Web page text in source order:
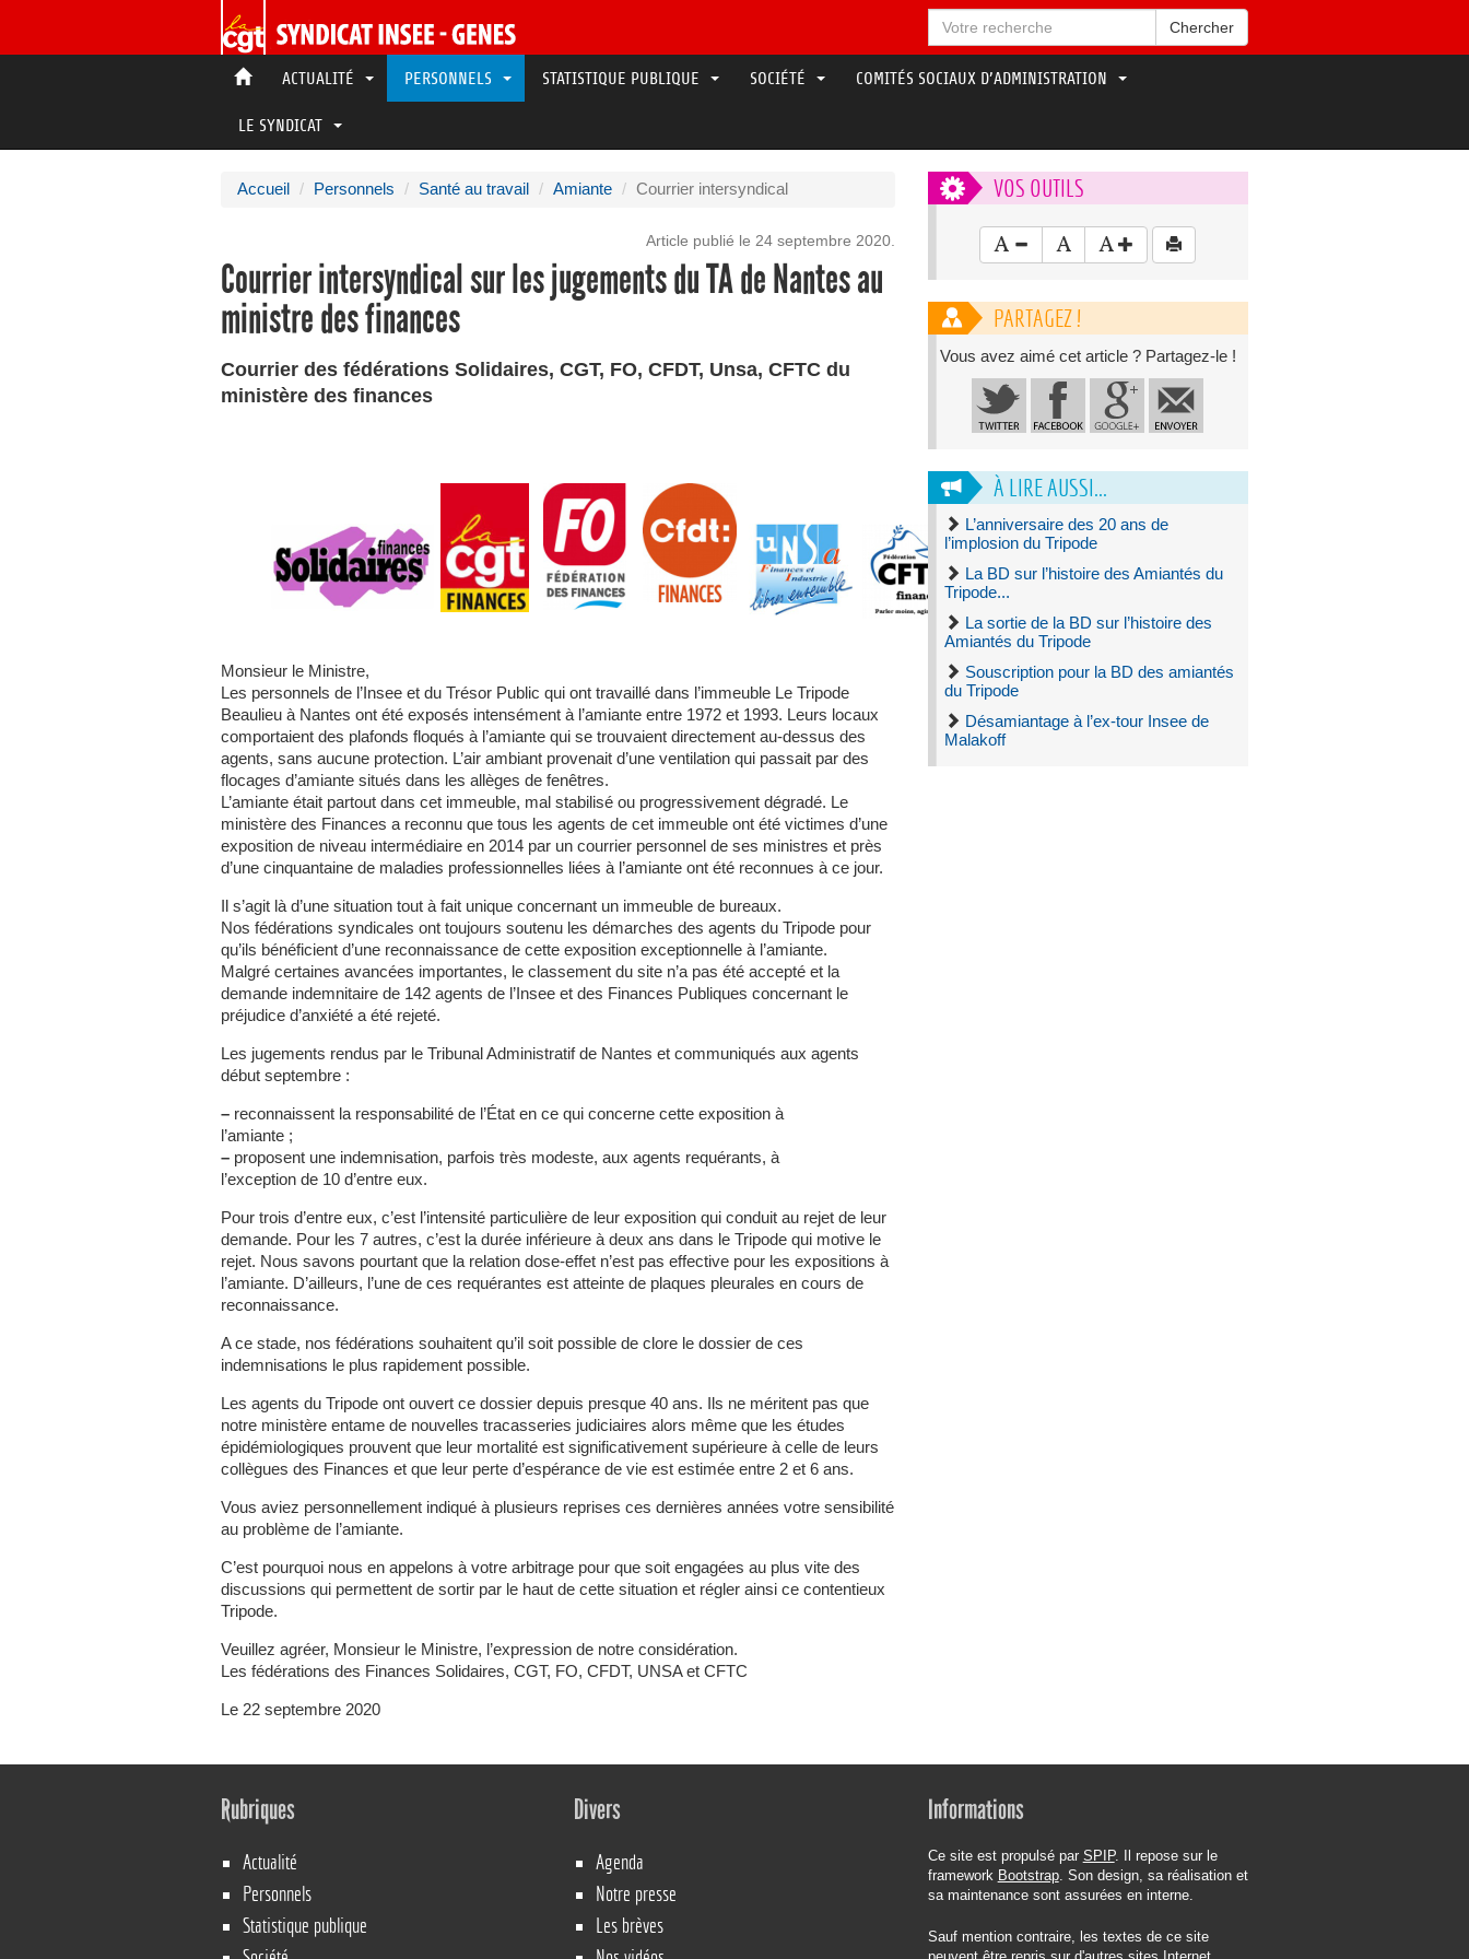
Chercher
ACTUALITÉ PERSONNELS STATISTIQUE PUBLIQUE SOCIÉTÉ COMITÉS SOCIAUX D’ADMINISTRATION
LE SYNDICAT
Accueil Personnels Santé au travail Amiante Courrier intersyndical
Article publié le 24 septembre 2020.
Courrier intersyndical sur les jugements du TA de Nantes au
ministre des finances
Courrier des fédérations Solidaires, CGT, FO, CFDT, Unsa, CFTC du
ministère des finances
Monsieur le Ministre,
Les personnels de l’Insee et du Trésor Public qui ont travaillé dans l’immeuble Le Tripode
Beaulieu à Nantes ont été exposés intensément à l’amiante entre 1972 et 1993. Leurs locaux
comportaient des plafonds floqués à l’amiante qui se trouvaient directement au-dessus des
agents, sans aucune protection. L’air ambiant provenait d’une ventilation qui passait par des
flocages d’amiante situés dans les allèges de fenêtres.
L’amiante était partout dans cet immeuble, mal stabilisé ou progressivement dégradé. Le
ministère des Finances a reconnu que tous les agents de cet immeuble ont été victimes d’une
exposition de niveau intermédiaire en 2014 par un courrier personnel de ses ministres et près
d’une cinquantaine de maladies professionnelles liées à l’amiante ont été reconnues à ce jour.
Il s’agit là d’une situation tout à fait unique concernant un immeuble de bureaux.
Nos fédérations syndicales ont toujours soutenu les démarches des agents du Tripode pour
qu’ils bénéficient d’une reconnaissance de cette exposition exceptionnelle à l’amiante.
Malgré certaines avancées importantes, le classement du site n’a pas été accepté et la
demande indemnitaire de 142 agents de l’Insee et des Finances Publiques concernant le
préjudice d’anxiété a été rejeté.
Les jugements rendus par le Tribunal Administratif de Nantes et communiqués aux agents
début septembre :
– reconnaissent la responsabilité de l’État en ce qui concerne cette exposition à
l’amiante ;
– proposent une indemnisation, parfois très modeste, aux agents requérants, à
l’exception de 10 d’entre eux.
Pour trois d’entre eux, c’est l’intensité particulière de leur exposition qui conduit au rejet de leur
demande. Pour les 7 autres, c’est la durée inférieure à deux ans dans le Tripode qui motive le
rejet. Nous savons pourtant que la relation dose-effet n’est pas effective pour les expositions à
l’amiante. D’ailleurs, l’une de ces requérantes est atteinte de plaques pleurales en cours de
reconnaissance.
A ce stade, nos fédérations souhaitent qu’il soit possible de clore le dossier de ces
indemnisations le plus rapidement possible.
Les agents du Tripode ont ouvert ce dossier depuis presque 40 ans. Ils ne méritent pas que
notre ministère entame de nouvelles tracasseries judiciaires alors même que les études
épidémiologiques prouvent que leur mortalité est significativement supérieure à celle de leurs
collègues des Finances et que leur perte d’espérance de vie est estimée entre 2 et 6 ans.
Vous aviez personnellement indiqué à plusieurs reprises ces dernières années votre sensibilité
au problème de l’amiante.
C’est pourquoi nous en appelons à votre arbitrage pour que soit engagées au plus vite des
discussions qui permettent de sortir par le haut de cette situation et régler ainsi ce contentieux
Tripode.
Veuillez agréer, Monsieur le Ministre, l’expression de notre considération.
Les fédérations des Finances Solidaires, CGT, FO, CFDT, UNSA et CFTC
Le 22 septembre 2020
VOS OUTILS
PARTAGEZ !
Vous avez aimé cet article ? Partagez-le !
À LIRE AUSSI...
L’anniversaire des 20 ans de
l’implosion du Tripode
La BD sur l’histoire des Amiantés du
Tripode...
La sortie de la BD sur l’histoire des
Amiantés du Tripode
Souscription pour la BD des amiantés
du Tripode
Désamiantage à l’ex-tour Insee de
Malakoff
Rubriques
Actualité
Personnels
Statistique publique
Divers
Agenda
Notre presse
Les brèves
Informations
Ce site est propulsé par SPIP. Il repose sur le
framework Bootstrap. Son design, sa réalisation et
sa maintenance sont assurées en interne.
Sauf mention contraire, les textes de ce site